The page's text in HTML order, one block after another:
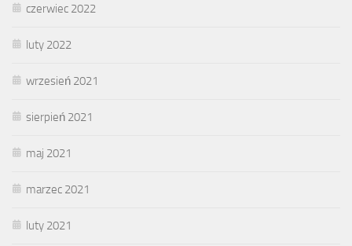
czerwiec 2022
luty 2022
wrzesień 2021
sierpień 2021
maj 2021
marzec 2021
luty 2021